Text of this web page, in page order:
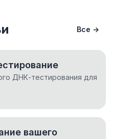
Все →
ДНК-тестирования для
вашего